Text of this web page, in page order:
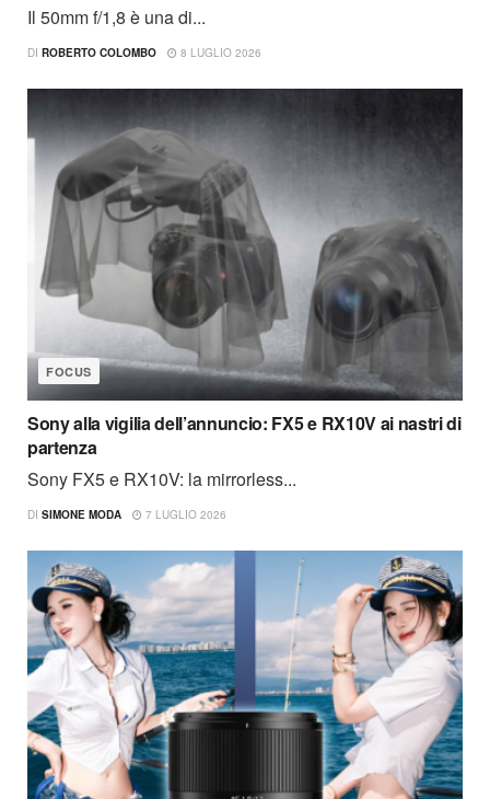
Il 50mm f/1,8 è una di...
DI ROBERTO COLOMBO 8 LUGLIO 2026
FOCUS
Sony alla vigilia dell’annuncio: FX5 e RX10V ai nastri di
partenza
Sony FX5 e RX10V: la mirrorless...
DI SIMONE MODA 7 LUGLIO 2026